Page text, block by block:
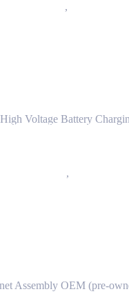
,
Voltage Battery
,
2016) 1007189-00-G
Assembly OEM (pre-